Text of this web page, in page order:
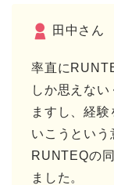
田中さん
率直に
しか思えな
ますし、経
いこうという
RUNTEQの
ました。